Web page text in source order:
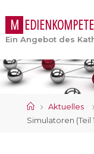
M EDIENKOMPETE
Ein Angebot des
StartAktuelles
Simulatoren (Teil